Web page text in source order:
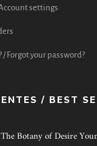
settings
/ Forgot your password?
/ BEST
The Botany of Desire